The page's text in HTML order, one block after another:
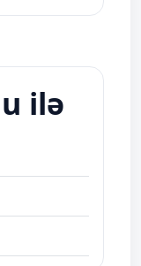
ilə